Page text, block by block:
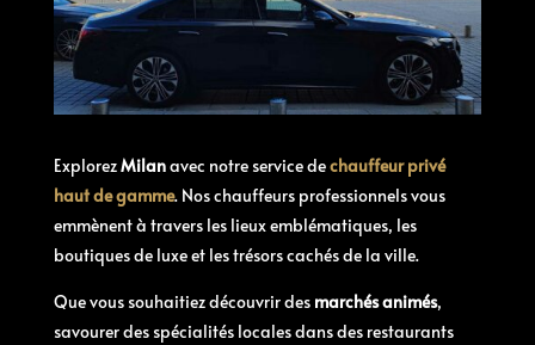
ExplorezMilanavec notre service dechauffeur privé
haut de gamme. Nos chauffeurs professionnels vous
emmènent à travers les lieux emblématiques, les
boutiques de luxe et les trésors cachés de la ville.
Que vous souhaitiez découvrir des marchés animés,
savourer des spécialités locales dans des restaurants